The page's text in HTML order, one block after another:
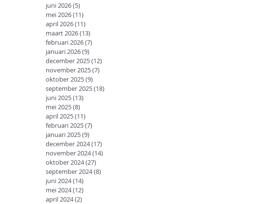
juni 2026(5)
mei 2026(11)
april 2026(11)
maart 2026(13)
februari 2026(7)
januari 2026(9)
december 2025(12)
november 2025(7)
oktober 2025(9)
september 2025(18)
juni 2025(13)
mei 2025(8)
april 2025(11)
februari 2025(7)
januari 2025(9)
december 2024(17)
november 2024(14)
oktober 2024(27)
september 2024(8)
juni 2024(14)
mei 2024(12)
april 2024(2)